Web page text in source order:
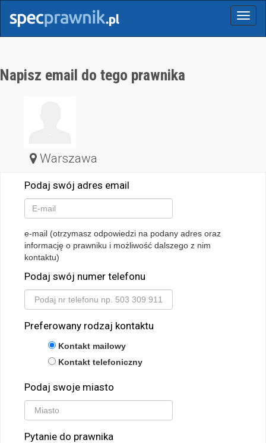
Menu
Napisz email do tego prawnika
Warszawa
Podaj swój adres email
e-mail (otrzymasz odpowiedzi na podany adres oraz
informację o prawniku i możliwość dalszego z nim
kontaktu)
Podaj swój numer telefonu
Preferowany rodzaj kontaktu
Kontakt mailowy
Kontakt telefoniczny
Podaj swoje miasto
Pytanie do prawnika